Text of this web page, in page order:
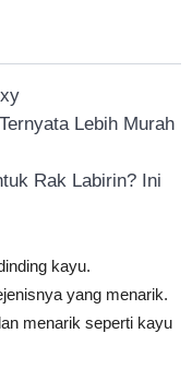
Lebih Murah
Rak Labirin? Ini
kayu.
yang menarik.
menarik seperti kayu